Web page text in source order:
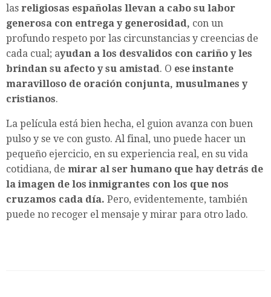
las religiosas españolas llevan a cabo su labor
generosa con entrega y generosidad, con un
profundo respeto por las circunstancias y creencias de
cada cual; ayudan a los desvalidos con cariño y les
brindan su afecto y su amistad. O ese instante
maravilloso de oración conjunta, musulmanes y
cristianos.
La película está bien hecha, el guion avanza con buen
pulso y se ve con gusto. Al final, uno puede hacer un
pequeño ejercicio, en su experiencia real, en su vida
cotidiana, de mirar al ser humano que hay detrás de
la imagen de los inmigrantes con los que nos
cruzamos cada día. Pero, evidentemente, también
puede no recoger el mensaje y mirar para otro lado.